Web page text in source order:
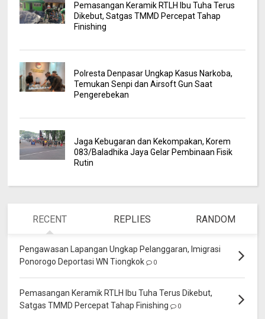
Pemasangan Keramik RTLH Ibu Tuha Terus
Dikebut, Satgas TMMD Percepat Tahap
Finishing
Polresta Denpasar Ungkap Kasus Narkoba,
Temukan Senpi dan Airsoft Gun Saat
Pengerebekan
Jaga Kebugaran dan Kekompakan, Korem
083/Baladhika Jaya Gelar Pembinaan Fisik
Rutin
RECENT REPLIES RANDOM
Pengawasan Lapangan Ungkap Pelanggaran, Imigrasi
Ponorogo Deportasi WN Tiongkok
0
Pemasangan Keramik RTLH Ibu Tuha Terus Dikebut,
Satgas TMMD Percepat Tahap Finishing
0